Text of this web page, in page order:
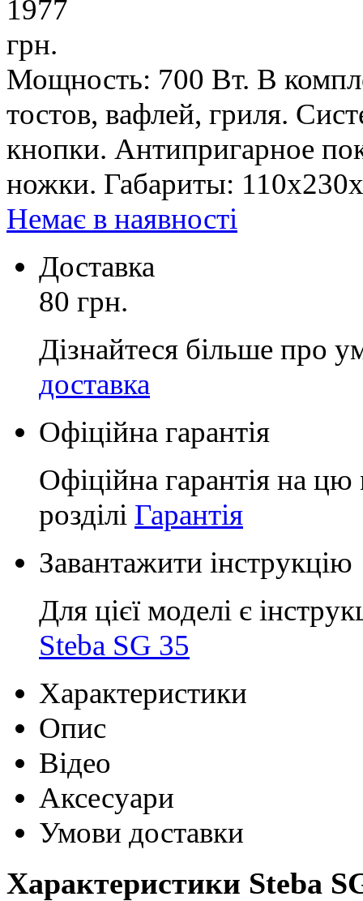
1977
грн.
Мощность: 700 Вт. В
тостов, вафлей, гриля.
кнопки. Антипригарное
ножки. Габариты:
Немає в наявності
Доставка
80 грн.
Дізнайтеся більше про
доставка
Офіційна гарантія
Офіційна гарантія на
розділі Гарантія
Завантажити інструкцію
Для цієї моделі є
Steba SG 35
Характеристики
Опис
Відео
Аксесуари
Умови доставки
Характеристики Steba